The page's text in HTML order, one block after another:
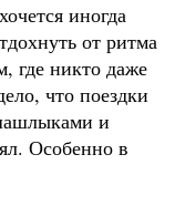
иногда
от ритма
где никто даже
что поездки
и
Особенно в